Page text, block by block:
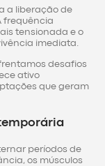
a liberação de
frequência
tensionada e o
imediata.
desafios
ativo
que geram
períodos de
os músculos